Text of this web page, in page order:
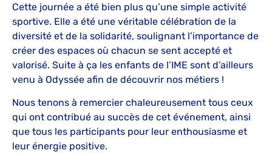
Cette journée a été bien plus qu’une simple activité
sportive. Elle a été une véritable célébration de la
diversité et de la solidarité, soulignant l’importance de
créer des espaces où chacun se sent accepté et
valorisé. Suite à ça les enfants de l’IME sont d’ailleurs
venu à Odyssée afin de découvrir nos métiers !
Nous tenons à remercier chaleureusement tous ceux
qui ont contribué au succès de cet événement, ainsi
que tous les participants pour leur enthousiasme et
leur énergie positive.